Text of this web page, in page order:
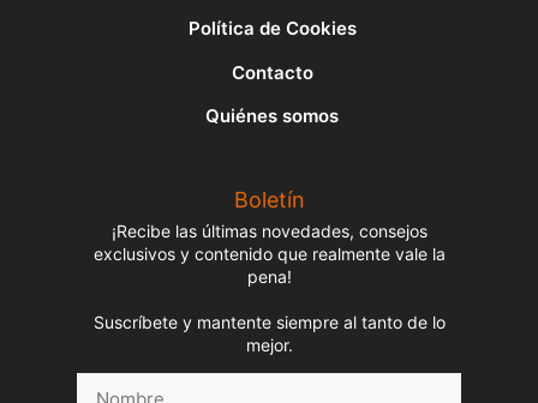
Política de Cookies
Contacto
Quiénes somos
Boletín
¡Recibe las últimas novedades, consejos
exclusivos y contenido que realmente vale la
pena!
Suscríbete y mantente siempre al tanto de lo
mejor.